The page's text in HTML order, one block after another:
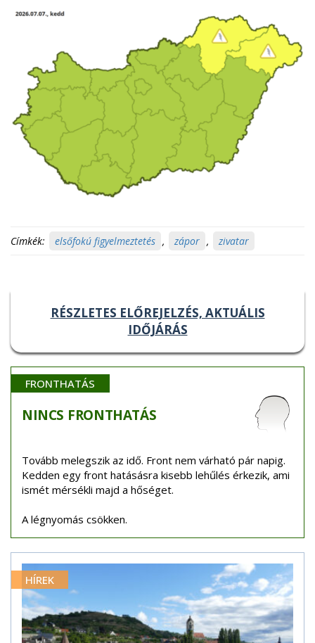
Címkék: elsőfokú figyelmeztetés , zápor , zivatar
RÉSZLETES ELŐREJELZÉS, AKTUÁLIS
IDŐJÁRÁS
FRONTHATÁS
NINCS FRONTHATÁS
Tovább melegszik az idő. Front nem várható pár napig.
Kedden egy front hatásásra kisebb lehűlés érkezik, ami
ismét mérsékli majd a hőséget.
A légnyomás csökken.
HÍREK